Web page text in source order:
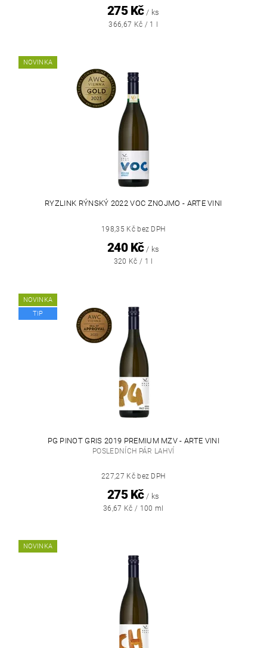
275 Kč / ks
366,67 Kč / 1 l
NOVINKA
RYZLINK RÝNSKÝ 2022 VOC ZNOJMO - ARTE VINI
198,35 Kč bez DPH
240 Kč / ks
320 Kč / 1 l
NOVINKA
TIP
PG PINOT GRIS 2019 PREMIUM MZV - ARTE VINI
POSLEDNÍCH PÁR LAHVÍ
227,27 Kč bez DPH
275 Kč / ks
36,67 Kč / 100 ml
NOVINKA